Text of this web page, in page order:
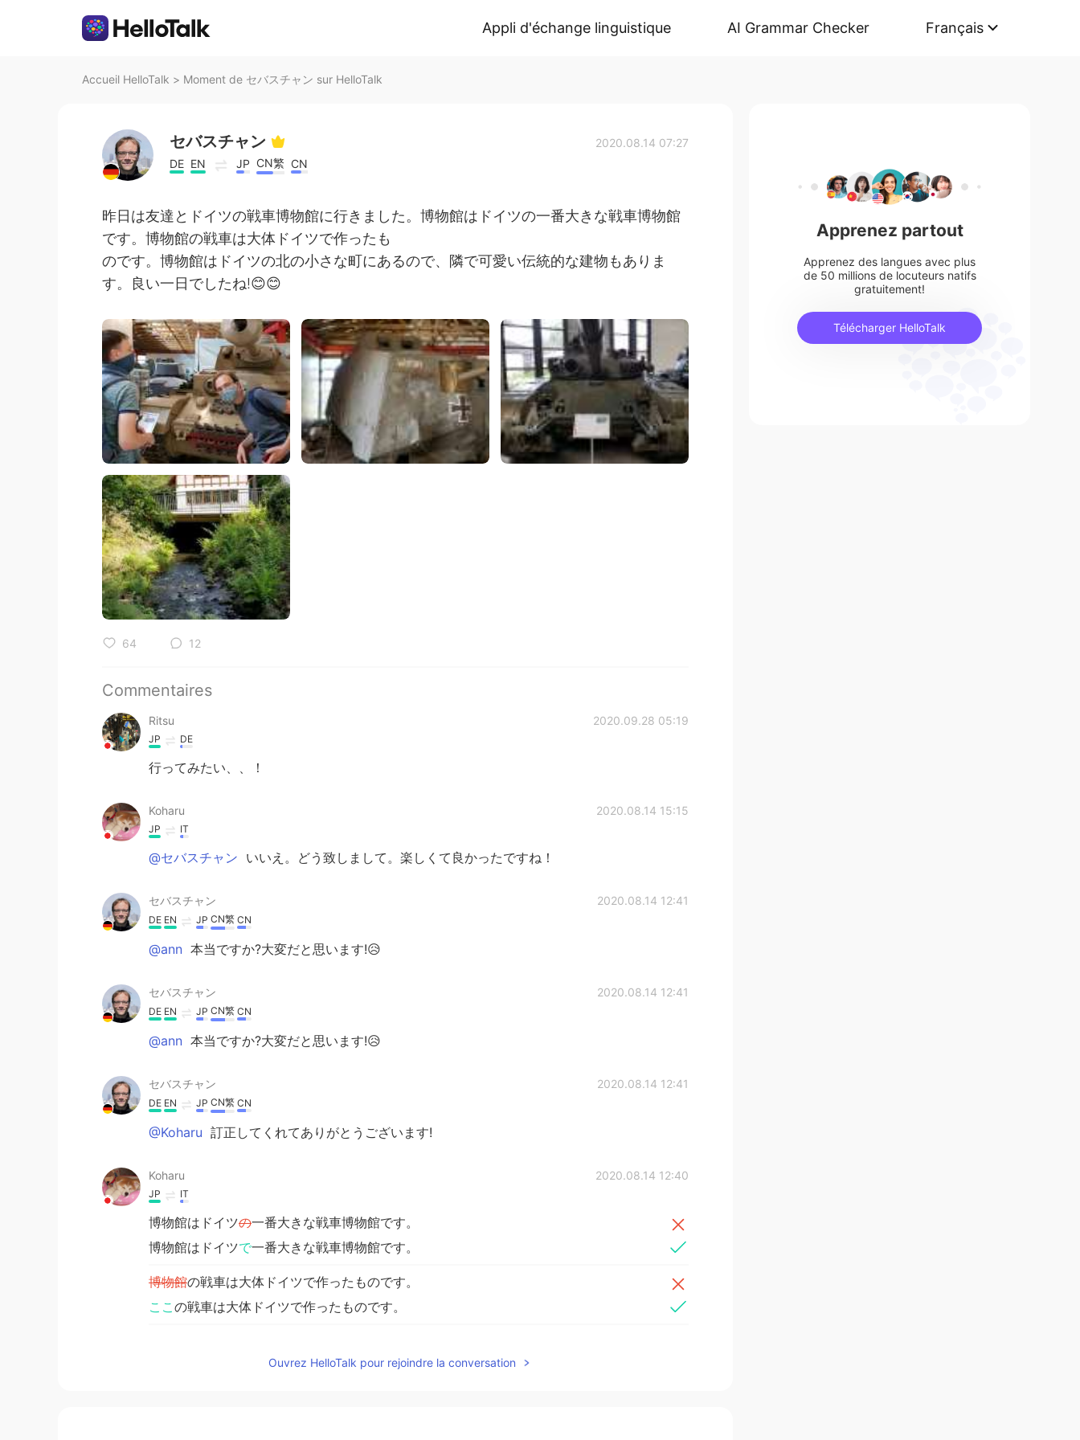
Appli d'échange linguistique AI Grammar Checker Français
Accueil HelloTalk > Moment de セバスチャン sur HelloTalk
セバスチャン
DE EN JP CN繁 CN
2020.08.14 07:27
昨日は友達とドイツの戦車博物館に行きました。博物館はドイツの一番大きな戦車博物館
です。博物館の戦車は大体ドイツで作ったも
のです。博物館はドイツの北の小さな町にあるので、隣で可愛い伝統的な建物もありま
す。良い一日でしたね!😊😊
64 12
Commentaires
Ritsu 2020.09.28 05:19
JP DE
行ってみたい、、！
Koharu 2020.08.14 15:15
JP IT
@セバスチャン いいえ。どう致しまして。楽しくて良かったですね！
セバスチャン 2020.08.14 12:41
DE EN JP CN繁 CN
@ann 本当ですか?大変だと思います!😥
セバスチャン 2020.08.14 12:41
DE EN JP CN繁 CN
@ann 本当ですか?大変だと思います!😥
セバスチャン 2020.08.14 12:41
DE EN JP CN繁 CN
@Koharu 訂正してくれてありがとうございます!
Koharu 2020.08.14 12:40
JP IT
博物館はドイツの一番大きな戦車博物館です。
博物館はドイツで一番大きな戦車博物館です。
博物館の戦車は大体ドイツで作ったものです。
ここの戦車は大体ドイツで作ったものです。
博物館はドイツの北の小さな町にあるので、隣に可愛い伝統的な建物もあります。
Ouvrez HelloTalk pour rejoindre la conversation
Apprenez partout
Apprenez des langues avec plus
de 50 millions de locuteurs natifs
gratuitement!
Télécharger HelloTalk